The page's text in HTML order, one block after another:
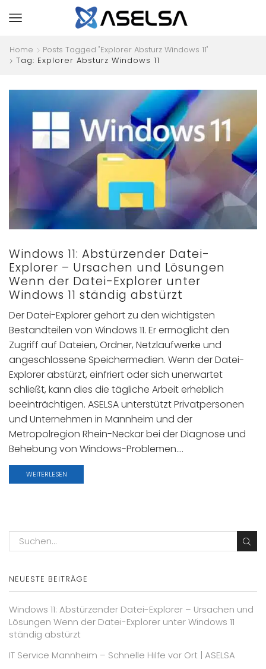
Home
Posts Tagged "Explorer Absturz Windows 11"
Tag: Explorer Absturz Windows 11
Windows 11: Abstürzender Datei-
Explorer – Ursachen und Lösungen
Wenn der Datei-Explorer unter
Windows 11 ständig abstürzt
Der Datei-Explorer gehört zu den wichtigsten
Bestandteilen von Windows 11. Er ermöglicht den
Zugriff auf Dateien, Ordner, Netzlaufwerke und
angeschlossene Speichermedien. Wenn der Datei-
Explorer abstürzt, einfriert oder sich unerwartet
schließt, kann dies die tägliche Arbeit erheblich
beeinträchtigen. ASELSA unterstützt Privatpersonen
und Unternehmen in Mannheim und der
Metropolregion Rhein-Neckar bei der Diagnose und
Behebung von Windows-Problemen....
WEITERLESEN
NEUESTE BEITRÄGE
Windows 11: Abstürzender Datei-Explorer – Ursachen und
Lösungen Wenn der Datei-Explorer unter Windows 11
ständig abstürzt
IT Service Mannheim – Schnelle Hilfe vor Ort | ASELSA